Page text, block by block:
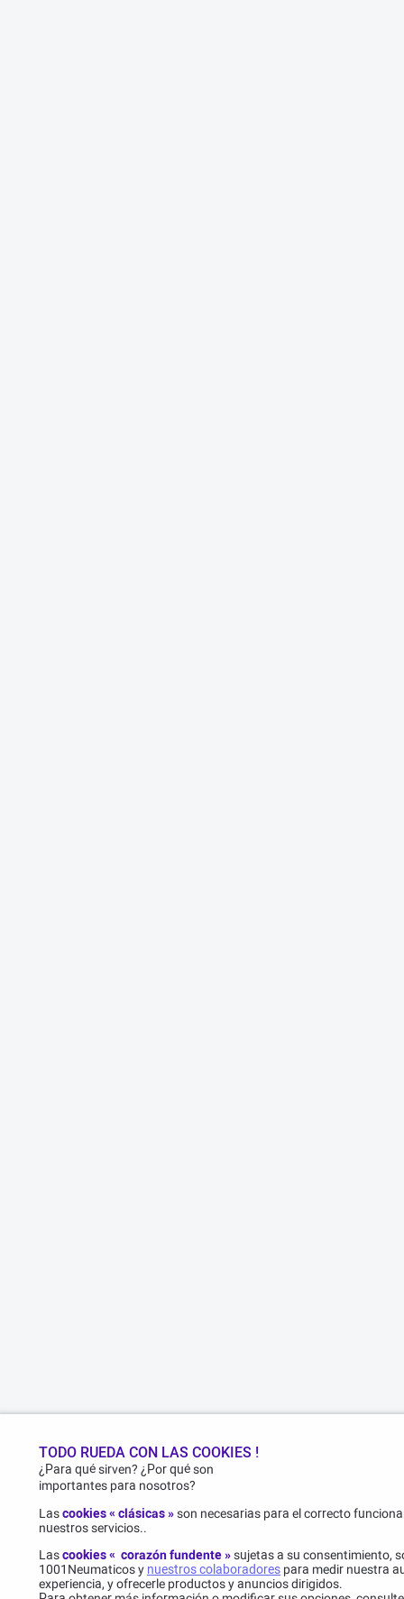
TODO RUEDA CON LAS COOKIES !
¿Para qué sirven? ¿Por qué son
importantes para nosotros?
Lascookies « clásicas »son necesarias para el correcto
nuestros servicios..
Lascookies « corazón fundente »sujetas a su consentimiento,
1001Neumaticos y nuestros colaboradores para medir nuestra
experiencia, y ofrecerle productos y anuncios dirigidos.